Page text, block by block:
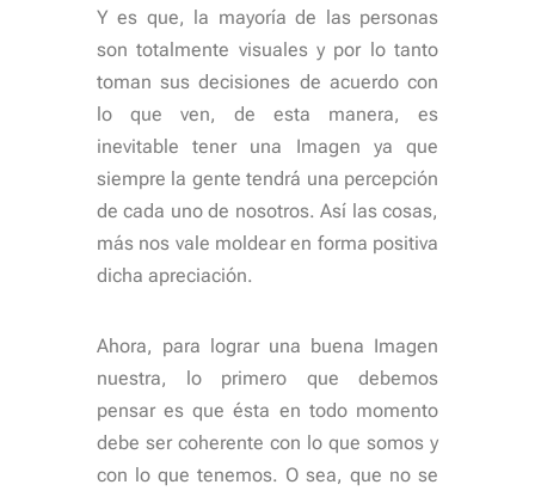
Y es que, la mayoría de las personas
son totalmente visuales y por lo tanto
toman sus decisiones de acuerdo con
lo que ven, de esta manera, es
inevitable tener una Imagen ya que
siempre la gente tendrá una percepción
de cada uno de nosotros. Así las cosas,
más nos vale moldear en forma positiva
dicha apreciación.
Ahora, para lograr una buena Imagen
nuestra, lo primero que debemos
pensar es que ésta en todo momento
debe ser coherente con lo que somos y
con lo que tenemos. O sea, que no se